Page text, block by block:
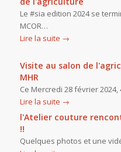
Le #sia edition 2024 se
MCOR…
Lire la suite →
Visite au salon de
MHR
Ce Mercredi 28 février
Lire la suite →
l'Atelier couture
!!
Quelques photos et une